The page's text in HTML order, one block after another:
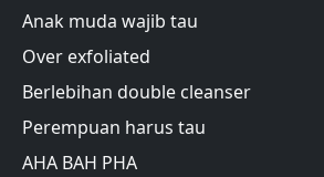
Anak muda wajib tau
Over exfoliated
Berlebihan double cleanser
Perempuan harus tau
AHA BAH PHA